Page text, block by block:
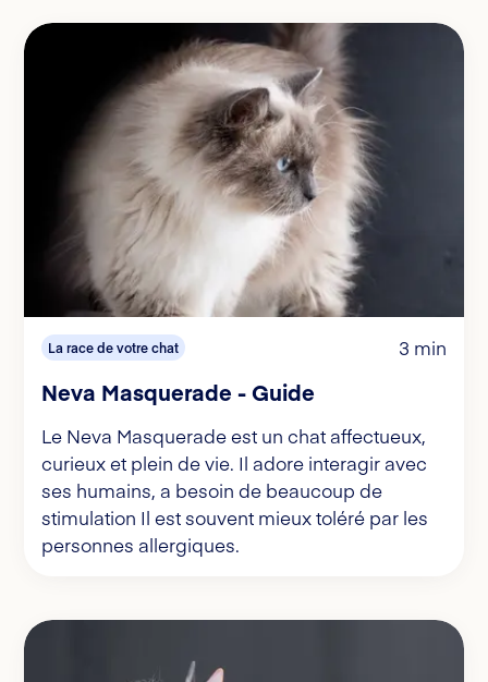
La race de votre chat 3 min
Neva Masquerade - Guide
Le Neva Masquerade est un chat affectueux,
curieux et plein de vie. Il adore interagir avec
ses humains, a besoin de beaucoup de
stimulation Il est souvent mieux toléré par les
personnes allergiques.